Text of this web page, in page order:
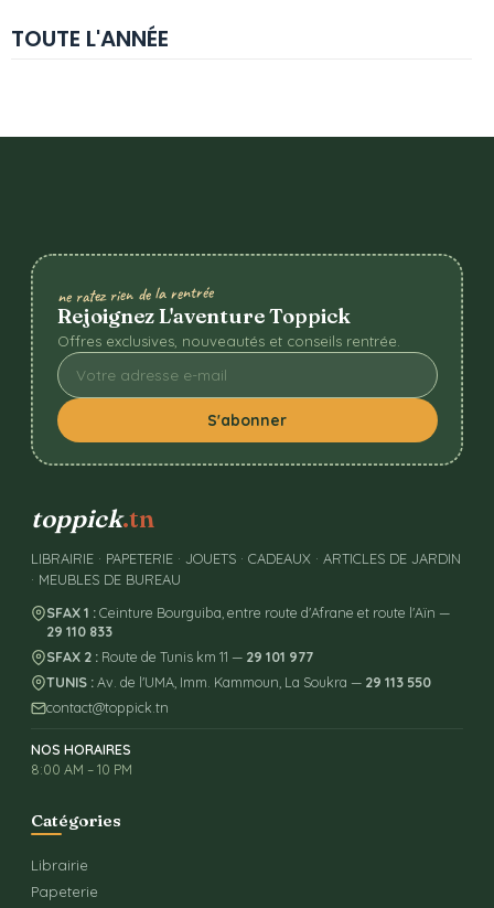
TOUTE L'ANNÉE
ne ratez rien de la rentrée
Rejoignez L'aventure Toppick
Offres exclusives, nouveautés et conseils rentrée.
S'abonner
toppick.tn
LIBRAIRIE · PAPETERIE · JOUETS · CADEAUX · ARTICLES DE JARDIN
· MEUBLES DE BUREAU
SFAX 1 : Ceinture Bourguiba, entre route d'Afrane et route l'Aïn —
29 110 833
SFAX 2 : Route de Tunis km 11 — 29 101 977
TUNIS : Av. de l'UMA, Imm. Kammoun, La Soukra — 29 113 550
contact@toppick.tn
NOS HORAIRES
8:00 AM – 10 PM
Catégories
Librairie
Papeterie